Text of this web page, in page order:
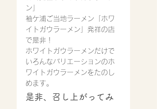
ン」
袖ケ浦ご当地ラーメン「ホワ
イトガウラーメン」発祥の店
で是非！
ホワイトガウラーメンだけで
いろんなバリエーションのホ
ワイトガウラーメンをたのし
めます。
是非、召し上がってみ